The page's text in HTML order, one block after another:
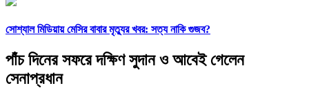
সোশ্যাল মিডিয়ায় মেসির বাবার মৃত্যুর খবর: সত্য নাকি গুজব?
পাঁচ দিনের সফরে দক্ষিণ সুদান ও আবেই গেলেন
সেনাপ্রধান